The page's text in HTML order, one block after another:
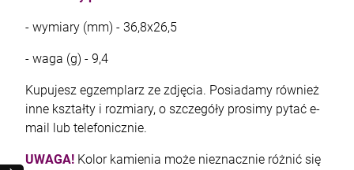
- wymiary (mm) - 36,8x26,5
- waga (g) - 9,4
Kupujesz egzemplarz ze zdjęcia. Posiadamy również
inne kształty i rozmiary, o szczegóły prosimy pytać e-
mail lub telefonicznie.
UWAGA! Kolor kamienia może nieznacznie różnić się